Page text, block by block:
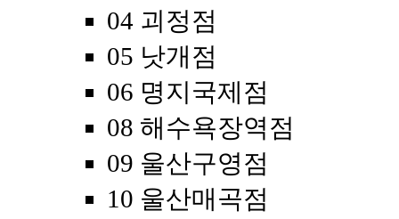
04 괴정점
05 낫개점
06 명지국제점
08 해수욕장역점
09 울산구영점
10 울산매곡점